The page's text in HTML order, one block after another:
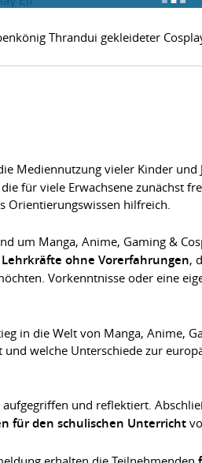
Thrandui gekleideter
Mediennutzung vieler Kinder und
für viele Erwachsene zunächst
Orientierungswissen hilfreich.
um Manga, Anime, Gaming &
ohne Vorerfahrungen,
Vorkenntnisse oder eine
in die Welt von Manga, Anime,
welche Unterschiede zur
und reflektiert.
für den schulischen Unterricht